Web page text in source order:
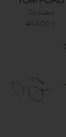
Оправа
46 600 ₽